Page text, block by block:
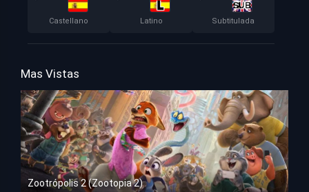
Castellano Latino Subtitulada
Mas Vistas
Zootrópolis 2 (Zootopia 2)